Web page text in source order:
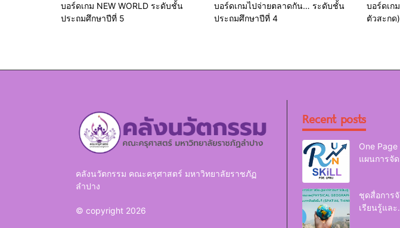
บอร์ดเกม NEW WORLD ระดับชั้น
ประถมศึกษาปีที่ 5
บอร์ดเกมไปจ่ายตลาดกัน… ระดับชั้น
ประถมศึกษาปีที่ 4
บอร์ดเก
ตัวสะก
คลังนวัตกรรม คณะครุศาสตร์ มหาวิทยาลัยราชภัฏ
ลำปาง
© copyright 2026
Recent posts
One Page
แผนการจั
| FOE.
ชุดสื่อการ
เรียนรู้และ